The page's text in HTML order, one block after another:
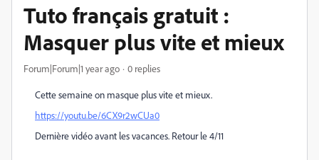
Tuto français gratuit :
Masquer plus vite et mieux
Forum|Forum|1 year ago 0 replies
Cette semaine on masque plus vite et mieux.
https://youtu.be/6CX9r2wCUa0
Dernière vidéo avant les vacances. Retour le 4/11